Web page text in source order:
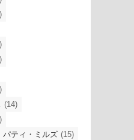
(14)
パティ・ミルズ (15)